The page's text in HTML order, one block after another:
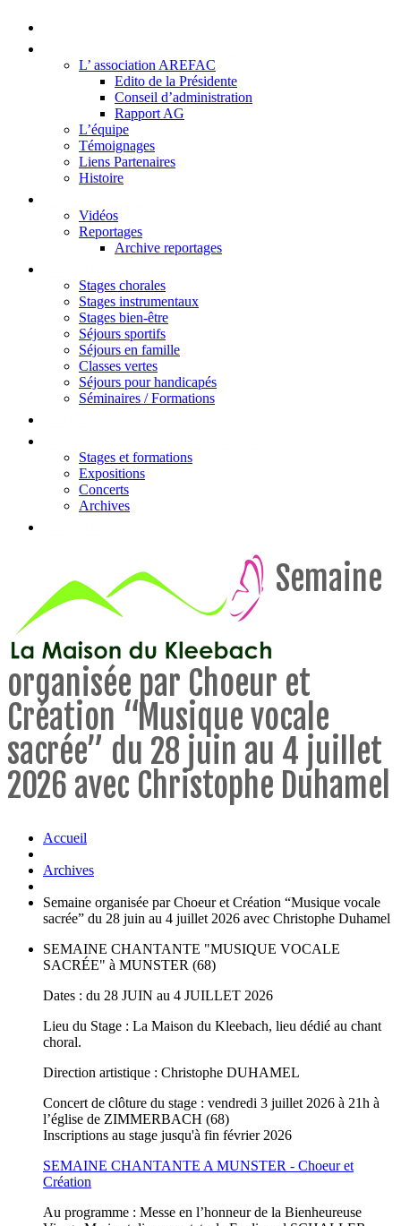
L’ association AREFAC
Edito de la Présidente
Conseil d’administration
Rapport AG
L’équipe
Témoignages
Liens Partenaires
Histoire
Vidéos
Reportages
Archive reportages
Stages chorales
Stages instrumentaux
Stages bien-être
Séjours sportifs
Séjours en famille
Classes vertes
Séjours pour handicapés
Séminaires / Formations
Stages et formations
Expositions
Concerts
Archives
Semaine
organisée par Choeur et
Création “Musique vocale
sacrée” du 28 juin au 4 juillet
2026 avec Christophe Duhamel
Accueil
Archives
Semaine organisée par Choeur et Création “Musique vocale
sacrée” du 28 juin au 4 juillet 2026 avec Christophe Duhamel
SEMAINE CHANTANTE "MUSIQUE VOCALE
SACRÉE" à MUNSTER (68)
Dates : du 28 JUIN au 4 JUILLET 2026
Lieu du Stage : La Maison du Kleebach, lieu dédié au chant
choral.
Direction artistique : Christophe DUHAMEL
Concert de clôture du stage : vendredi 3 juillet 2026 à 21h à
l’église de ZIMMERBACH (68)
Inscriptions au stage jusqu'à fin février 2026
SEMAINE CHANTANTE A MUNSTER - Choeur et
Création
Au programme : Messe en l’honneur de la Bienheureuse